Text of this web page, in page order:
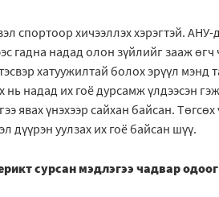
спортоор хичээллэх хэрэгтэй.
гадна надад олон зүйлийг зааж өгч
хатуужилтай болох эрүүл мэнд
нь надад их гоё дурсамж үлдээсэн
явах үнэхээр сайхан байсан.
дүүрэн уулзах их гоё байсан шүү.
сурсан мэдлэгээ чадвар